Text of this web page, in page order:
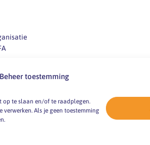
Beheer toestemming
op te slaan en/of te raadplegen.
Als je geen toestemming
van